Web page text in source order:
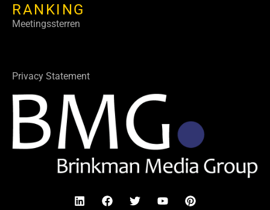
RANKING
Meetingssterren
Privacy Statement